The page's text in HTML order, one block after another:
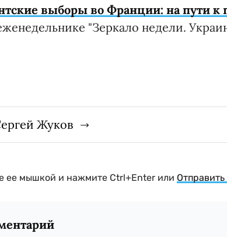
выборы во Франции: на пути к
"Зеркало недели.
Жуков
ее мышкой и нажмите Ctrl+Enter или